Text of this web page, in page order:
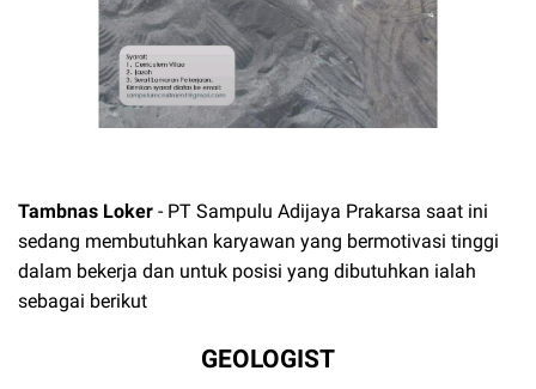
Tambnas Loker - PT Sampulu Adijaya Prakarsa saat ini
sedang membutuhkan karyawan yang bermotivasi tinggi
dalam bekerja dan untuk posisi yang dibutuhkan ialah
sebagai berikut
GEOLOGIST